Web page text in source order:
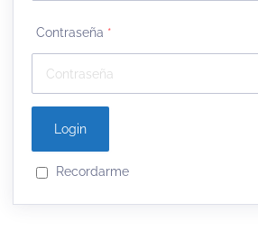
Contraseña *
Recordarme